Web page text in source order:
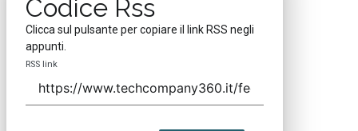
Codice Rss
Clicca sul pulsante per copiare il link RSS negli
appunti.
RSS link